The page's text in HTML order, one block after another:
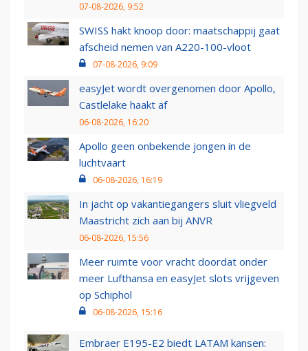
07-08-2026, 9:52
SWISS hakt knoop door: maatschappij gaat
afscheid nemen van A220-100-vloot
07-08-2026, 9:09
easyJet wordt overgenomen door Apollo,
Castlelake haakt af
06-08-2026, 16:20
Apollo geen onbekende jongen in de
luchtvaart
06-08-2026, 16:19
In jacht op vakantiegangers sluit vliegveld
Maastricht zich aan bij ANVR
06-08-2026, 15:56
Meer ruimte voor vracht doordat onder
meer Lufthansa en easyJet slots vrijgeven
op Schiphol
06-08-2026, 15:16
Embraer E195-E2 biedt LATAM kansen: